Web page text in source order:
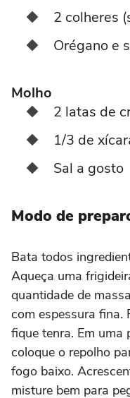
2 colheres
Orégano e
Molho
2 latas de
1/3 de
Sal a gosto
Modo de
Bata todos
Aqueça uma
quantidade de
com espessura fina.
fique tenra. Em uma
coloque o repolho
fogo baixo.
misture bem para